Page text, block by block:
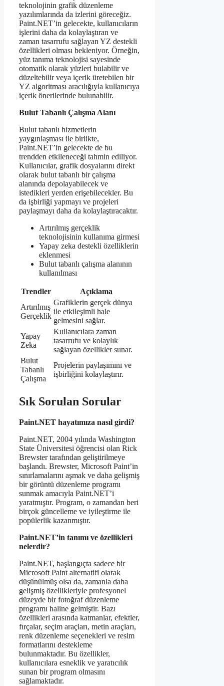
teknolojinin grafik düzenleme
yazılımlarında da izlerini göreceğiz.
Paint.NET’in gelecekte, kullanıcıların
işlerini daha da kolaylaştıran ve
zaman tasarrufu sağlayan YZ destekli
özellikleri olması bekleniyor. Örneğin,
yüz tanıma teknolojisi sayesinde
otomatik olarak yüzleri bulabilir ve
düzeltebilir veya içerik üretebilen bir
YZ algoritması aracılığıyla kullanıcıya
içerik önerilerinde bulunabilir.
Bulut Tabanlı Çalışma Alanı
Bulut tabanlı hizmetlerin
yaygınlaşması ile birlikte,
Paint.NET’in gelecekte de bu
trendden etkileneceği tahmin ediliyor.
Kullanıcılar, grafik dosyalarını direkt
olarak bulut tabanlı bir çalışma
alanında depolayabilecek ve
istedikleri yerden erişebilecekler. Bu
da işbirliği yapmayı ve projeleri
paylaşmayı daha da kolaylaştıracaktır.
Artırılmış gerçeklik
teknolojisinin kullanıma girmesi
Yapay zeka destekli özelliklerin
eklenmesi
Bulut tabanlı çalışma alanının
kullanılması
Trendler
Açıklama
Artırılmış
Gerçeklik
Grafiklerin gerçek dünya
ile etkileşimli hale
gelmesini sağlar.
Yapay
Zeka
Kullanıcılara zaman
tasarrufu ve kolaylık
sağlayan özellikler sunar.
Bulut
Tabanlı
Çalışma
Projelerin paylaşımını ve
işbirliğini kolaylaştırır.
Sık Sorulan Sorular
Paint.NET hayatımıza nasıl girdi?
Paint.NET, 2004 yılında Washington
State Üniversitesi öğrencisi olan Rick
Brewster tarafından geliştirilmeye
başlandı. Brewster, Microsoft Paint’in
sınırlamalarını aşmak ve daha gelişmiş
bir görüntü düzenleme programı
sunmak amacıyla Paint.NET’i
yaratmıştır. Program, o zamandan beri
birçok güncelleme ve iyileştirme ile
popülerlik kazanmıştır.
Paint.NET’in tanımı ve özellikleri
nelerdir?
Paint.NET, başlangıçta sadece bir
Microsoft Paint alternatifi olarak
düşünülmüş olsa da, zamanla daha
gelişmiş özellikleriyle profesyonel
düzeyde bir fotoğraf düzenleme
programı haline gelmiştir. Bazı
özellikleri arasında katmanlar, efektler,
fırçalar, seçim araçları, metin araçları,
renk düzenleme seçenekleri ve resim
formatlarını destekleme
bulunmaktadır. Bu özellikler,
kullanıcılara esneklik ve yaratıcılık
sunan bir program olmasını
sağlamaktadır.